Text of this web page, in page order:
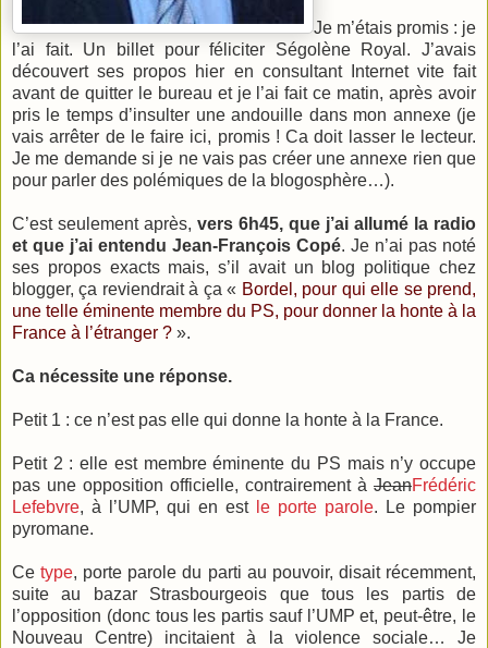
Je m’étais promis : je
l’ai fait. Un billet pour féliciter Ségolène Royal. J’avais
découvert ses propos hier en consultant Internet vite fait
avant de quitter le bureau et je l’ai fait ce matin, après avoir
pris le temps d’insulter une andouille dans mon annexe (je
vais arrêter de le faire ici, promis ! Ca doit lasser le lecteur.
Je me demande si je ne vais pas créer une annexe rien que
pour parler des polémiques de la blogosphère…).
C’est seulement après, vers 6h45, que j’ai allumé la radio
et que j’ai entendu Jean-François Copé. Je n’ai pas noté
ses propos exacts mais, s’il avait un blog politique chez
blogger, ça reviendrait à ça « Bordel, pour qui elle se prend,
une telle éminente membre du PS, pour donner la honte à la
France à l’étranger ? ».
Ca nécessite une réponse.
Petit 1 : ce n’est pas elle qui donne la honte à la France.
Petit 2 : elle est membre éminente du PS mais n’y occupe
pas une opposition officielle, contrairement à JeanFrédéric
Lefebvre, à l’UMP, qui en est le porte parole. Le pompier
pyromane.
Cetype, porte parole du parti au pouvoir, disait récemment,
suite au bazar Strasbourgeois que tous les partis de
l’opposition (donc tous les partis sauf l’UMP et, peut-être, le
Nouveau Centre) incitaient à la violence sociale… Je